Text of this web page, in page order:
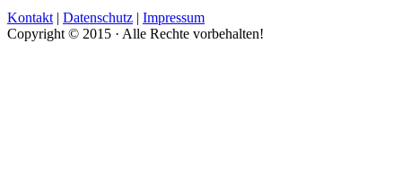
Kontakt | Datenschutz | Impressum
Copyright © 2015 · Alle Rechte vorbehalten!